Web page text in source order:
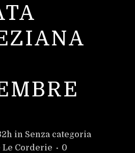
in Senza categoria
Le Corderie
0